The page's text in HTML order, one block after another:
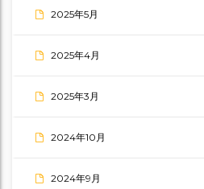
2025年5月
2025年4月
2025年3月
2024年10月
2024年9月